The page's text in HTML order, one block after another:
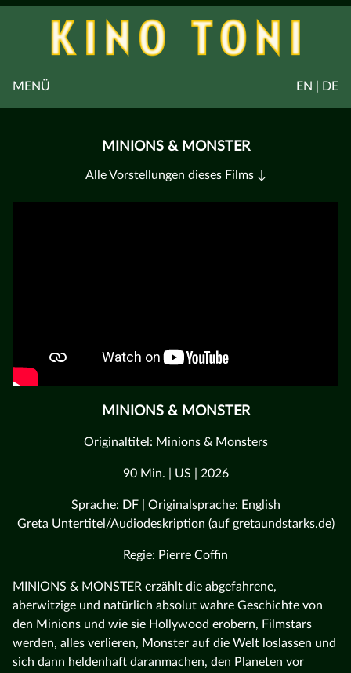
EN | DE
MENÜ
MINIONS & MONSTER
Alle Vorstellungen dieses Films ↓
MINIONS & MONSTER
Originaltitel: Minions & Monsters
90 Min. | US | 2026
Sprache: DF | Originalsprache: English
Greta Untertitel/Audiodeskription (auf gretaundstarks.de)
Regie: Pierre Coffin
MINIONS & MONSTER erzählt die abgefahrene,
aberwitzige und natürlich absolut wahre Geschichte von
den Minions und wie sie Hollywood erobern, Filmstars
werden, alles verlieren, Monster auf die Welt loslassen und
sich dann heldenhaft daranmachen, den Planeten vor